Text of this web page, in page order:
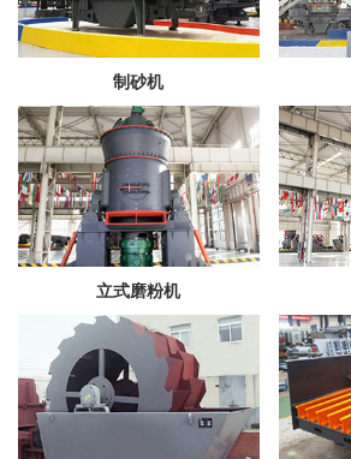
制砂机
立式磨粉机